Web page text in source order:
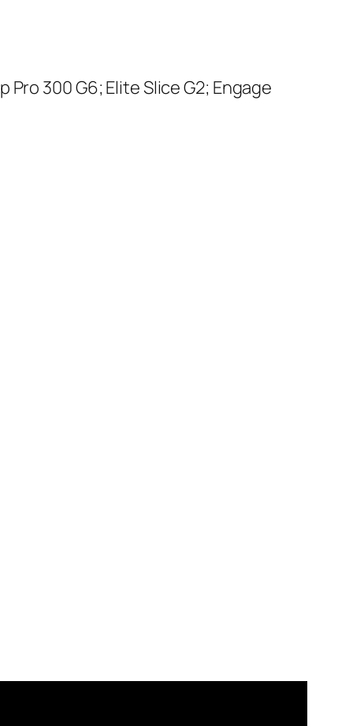
300 G6; Elite Slice G2; Engage